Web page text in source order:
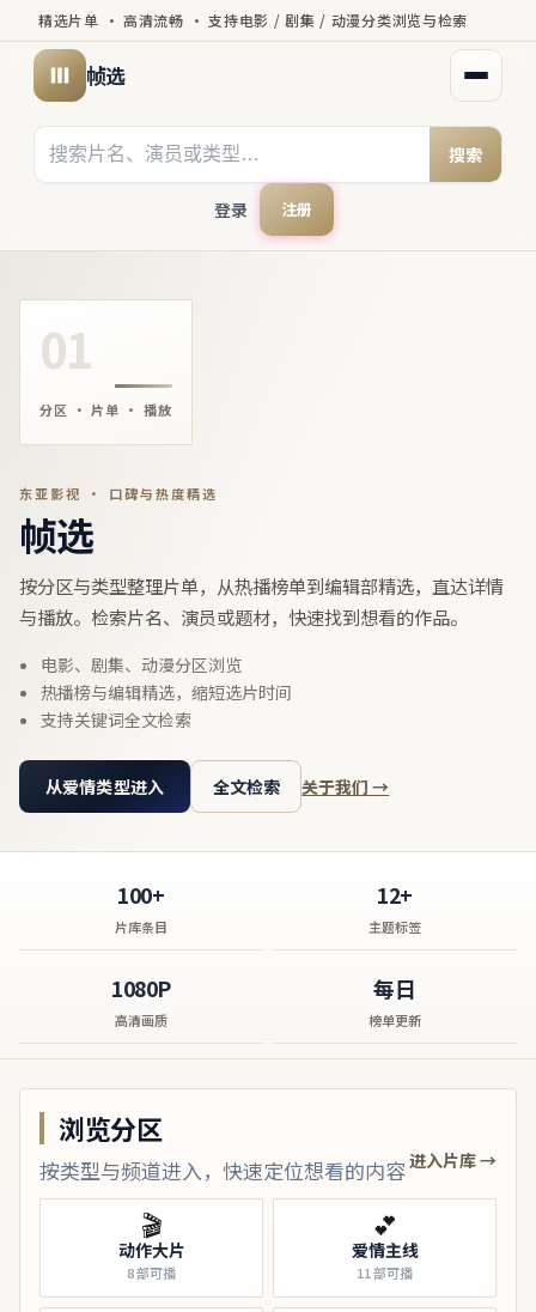
精选片单 · 高清流畅 · 支持电影 / 剧集 / 动漫分类浏览与检索
帧选 打开
搜索
登录 注册
01
分区 · 片单 · 播放
东亚影视 · 口碑与热度精选
帧选
按分区与类型整理片单，从热播榜单到编辑部精选，直达详情
与播放。检索片名、演员或题材，快速找到想看的作品。
电影、剧集、动漫分区浏览
热播榜与编辑精选，缩短选片时间
支持关键词全文检索
从爱情类型进入 全文检索 关于我们 →
100+
片库条目
12+
主题标签
1080P
高清画质
每日
榜单更新
浏览分区
按类型与频道进入，快速定位想看的内容进入片库 →
🎬
动作大片
8部可播
💕
爱情主线
11部可播